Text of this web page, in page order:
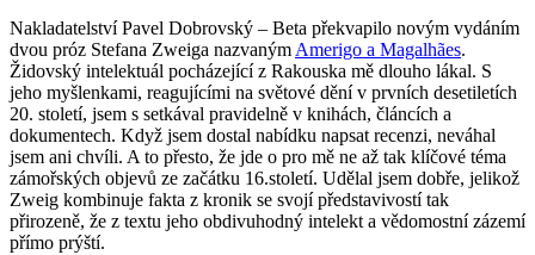
Nakladatelství Pavel Dobrovský – Beta překvapilo novým vydáním
dvou próz Stefana Zweiga nazvanýmAmerigo a Magalhães.
Židovský intelektuál pocházející z Rakouska mě dlouho lákal. S
jeho myšlenkami, reagujícími na světové dění v prvních desetiletích
20. století, jsem s setkával pravidelně v knihách, článcích a
dokumentech. Když jsem dostal nabídku napsat recenzi, neváhal
jsem ani chvíli. A to přesto, že jde o pro mě ne až tak klíčové téma
zámořských objevů ze začátku 16.století. Udělal jsem dobře, jelikož
Zweig kombinuje fakta z kronik se svojí představivostí tak
přirozeně, že z textu jeho obdivuhodný intelekt a vědomostní zázemí
přímo prýští.